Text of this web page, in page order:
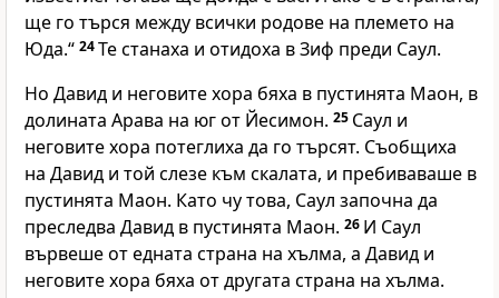
ще го търся между всички родове на племето на
Юда.“ 24Те станаха и отидоха в Зиф преди Саул.
Но Давид и неговите хора бяха в пустинята Маон, в
долината Арава на юг от Йесимон. 25 Саул и
неговите хора потеглиха да го търсят. Съобщиха
на Давид и той слезе към скалата, и пребиваваше в
пустинята Маон. Като чу това, Саул започна да
преследва Давид в пустинята Маон. 26 И Саул
вървеше от едната страна на хълма, а Давид и
неговите хора бяха от другата страна на хълма.